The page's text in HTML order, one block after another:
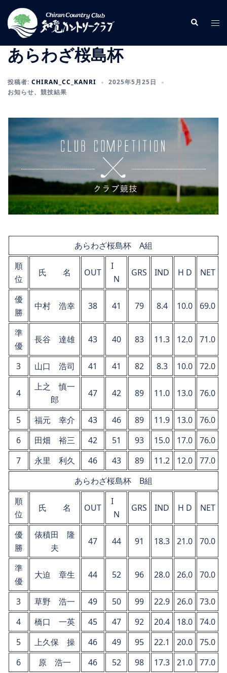
ン
検
索
ト
ル
あらわざ桜島杯
投稿者: CHIRAN_CC_KANRI
2025年5月25日
お知らせ、 競技結果
あらわざ桜島杯 A組
順
位
氏 名 OUT
I
N
GRS IND H D NET
優
勝
中村 浩幸 38 41 79 8.4 10.0 69.0
準
優
長谷 達雄 43 40 83 11.3 12.0 71.0
3 山口 浩司 41 41 82 8.3 10.0 72.0
4
上之 慎一
郎
47 42 89 11.0 13.0 76.0
5 福元 幸介 43 46 89 11.9 13.0
76.0
6
田畑 裕三 42 51 93 15.0 17.0
76.0
7
永里 利久 46 43 89 11.2 12.0
77.0
あらわざ桜島杯 B組
順
位
氏 名 OUT
I
N
GRS IND H D NET
優
勝
俵積田 隆
夫
47 44 91 18.3 21.0 70.0
準
優
大迫 章生 44 52 96 28.0 26.0 70.0
3 草野 浩一 49 50 99 22.9 26.0
73.0
4
橋口 一英 45 47 92 20.4 18.0
74.0
5
上久保 操 46 49 95 22.1 20.0
75.0
6
原 浩一 46 52 98 17.3 21.0 77.0